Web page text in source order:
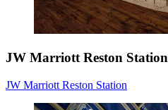
JW Marriott Reston Station
JW Marriott Reston Station